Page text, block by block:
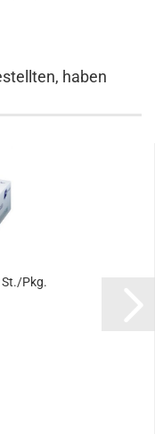
haben
St./Pkg.